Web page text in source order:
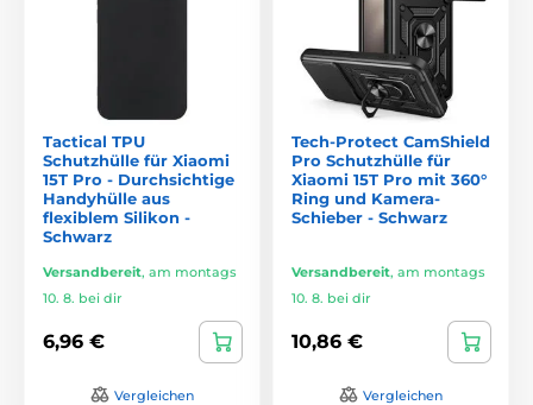
Tactical TPU
Schutzhülle für Xiaomi
15T Pro - Durchsichtige
Handyhülle aus
flexiblem Silikon -
Schwarz
Versandbereit, am montags
10. 8. bei dir
6,96 €
Vergleichen
Tech-Protect CamShield
Pro Schutzhülle für
Xiaomi 15T Pro mit 360°
Ring und Kamera-
Schieber - Schwarz
Versandbereit, am montags
10. 8. bei dir
10,86 €
Vergleichen